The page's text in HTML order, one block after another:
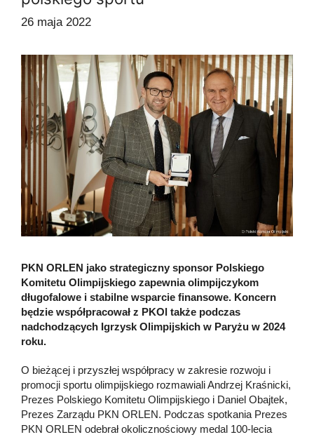
26 maja 2022
PKN ORLEN jako strategiczny sponsor Polskiego
Komitetu Olimpijskiego zapewnia olimpijczykom
długofalowe i stabilne wsparcie finansowe. Koncern
będzie współpracował z PKOl także podczas
nadchodzących Igrzysk Olimpijskich w Paryżu w 2024
roku.
O bieżącej i przyszłej współpracy w zakresie rozwoju i
promocji sportu olimpijskiego rozmawiali Andrzej Kraśnicki,
Prezes Polskiego Komitetu Olimpijskiego i Daniel Obajtek,
Prezes Zarządu PKN ORLEN. Podczas spotkania Prezes
PKN ORLEN odebrał okolicznościowy medal 100-lecia